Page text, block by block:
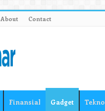
About Contact
Finansial Gadget Tekno